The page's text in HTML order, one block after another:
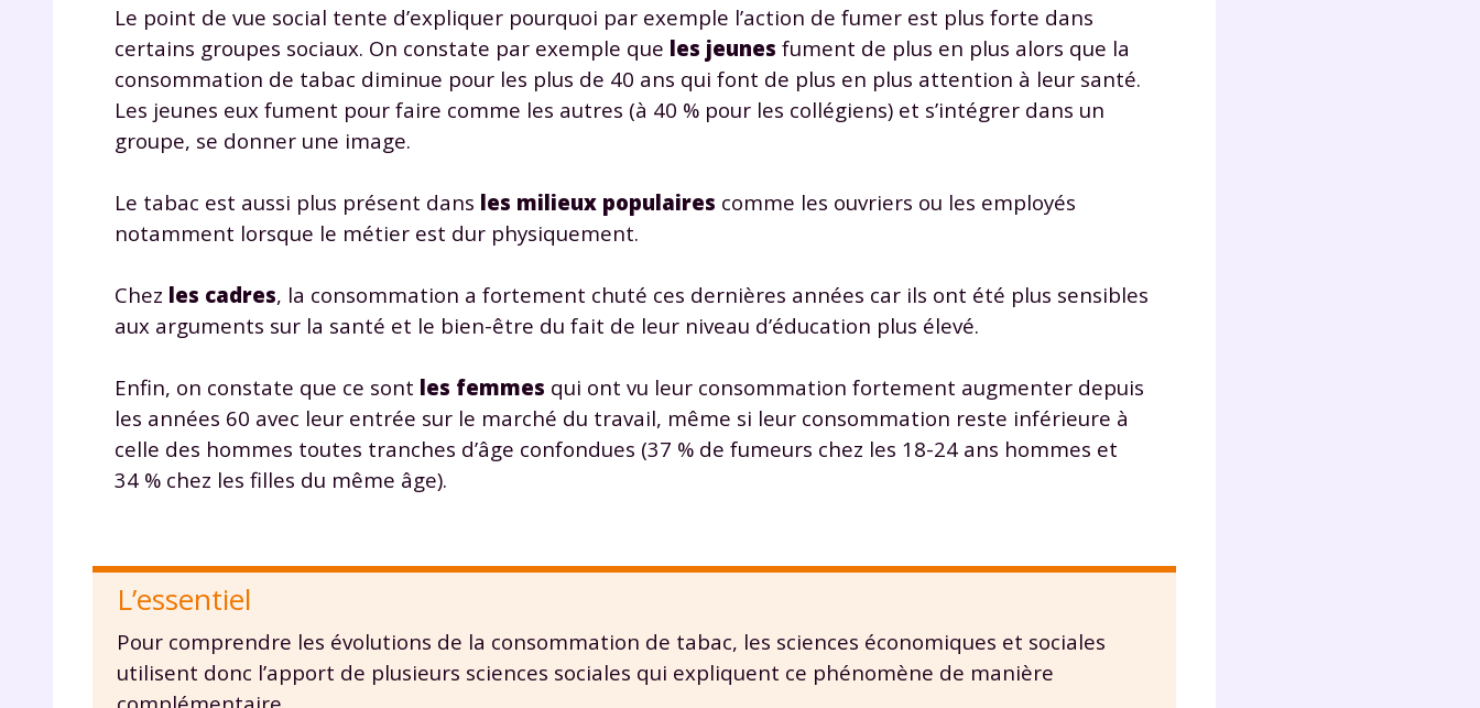
Le point de vue social tente d’expliquer pourquoi par exemple l’action de fumer est plus forte dans
certains groupes sociaux. On constate par exemple que les jeunes fument de plus en plus alors que la
consommation de tabac diminue pour les plus de 40 ans qui font de plus en plus attention à leur santé.
Les jeunes eux fument pour faire comme les autres (à 40 % pour les collégiens) et s’intégrer dans un
groupe, se donner une image.
Le tabac est aussi plus présent dans les milieux populaires comme les ouvriers ou les employés
notamment lorsque le métier est dur physiquement.
Chez les cadres, la consommation a fortement chuté ces dernières années car ils ont été plus sensibles
aux arguments sur la santé et le bien-être du fait de leur niveau d’éducation plus élevé.
Enfin, on constate que ce sont les femmes qui ont vu leur consommation fortement augmenter depuis
les années 60 avec leur entrée sur le marché du travail, même si leur consommation reste inférieure à
celle des hommes toutes tranches d’âge confondues (37 % de fumeurs chez les 18-24 ans hommes et
34 % chez les filles du même âge).
L’essentiel
Pour comprendre les évolutions de la consommation de tabac, les sciences économiques et sociales
utilisent donc l’apport de plusieurs sciences sociales qui expliquent ce phénomène de manière
pendant 24h. Pour en savoir plus sur la gestion de vos données personnelles et pour exercer
vos droits, vous pouvez consulternotre charte.
J’accepte de recevoir les actualités et des communications de la
part de myMaxicours.
désinscription présent dans chaque newsletter. Pour en savoir plus sur la gestion
de vos données personnelles et pour exercer vos droits, vous pouvez consulter
notre charte.